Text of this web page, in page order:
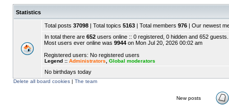
Statistics
Total posts 37098 | Total topics 5163 | Total members 976 | Our newest
In total there are 652 users online :: 0 registered, 0 hidden and 652 guests.
Most users ever online was 9944 on Mon Jul 20, 2026 00:02 am
Registered users: No registered users
Legend :: Administrators Global moderators
No birthdays today
Delete all board cookies | The team
New posts